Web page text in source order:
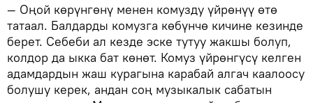
— Оңой көрүнгөнү менен комузду үйрөнүү өтө
татаал. Балдарды комузга көбүнчө кичине кезинде
берет. Себеби ал кезде эске тутуу жакшы болуп,
колдор да ыкка бат көнөт. Комуз үйрөнгүсү келген
адамдардын жаш курагына карабай алгач каалоосу
болушу керек, андан соң музыкалык сабатын